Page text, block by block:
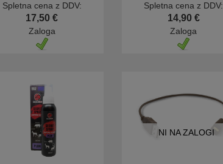
Spletna cena z DDV:
17,50 €
Zaloga
Spletna cena z DDV:
14,90 €
Zaloga
NI NA ZALOGI